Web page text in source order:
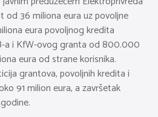
od 36 miliona eura uz povoljne
eura povoljnog kredita
a i KfW-ovog granta od 800.000
eura od strane korisnika.
grantova, povoljnih kredita i
91 milion eura, a završetak